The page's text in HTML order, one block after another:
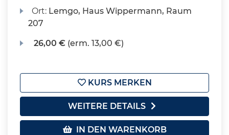
Ort: Lemgo, Haus Wippermann, Raum
207
26,00 € (erm. 13,00 €)
KURS MERKEN
WEITERE DETAILS
IN DEN WARENKORB